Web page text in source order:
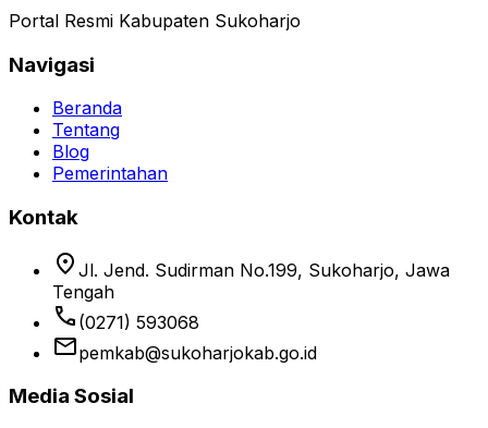
Portal Resmi Kabupaten Sukoharjo
Navigasi
Beranda
Tentang
Blog
Pemerintahan
Kontak
location_on Jl. Jend. Sudirman No.199, Sukoharjo, Jawa
Tengah
phone (0271) 593068
emailpemkab@sukoharjokab.go.id
Media Sosial